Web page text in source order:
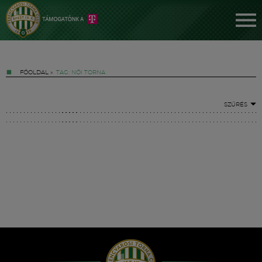
FŐOLDAL » TAG: NŐI TORNA
SZŰRÉS
Hírek